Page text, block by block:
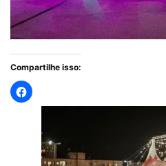
Compartilhe isso: